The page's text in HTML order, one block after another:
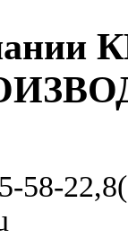
58-